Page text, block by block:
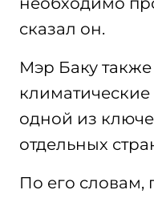
сказал он.
Мэр Баку также
одной из
отдельных
По его словам,